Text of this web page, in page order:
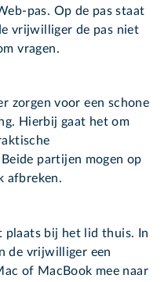
pas. Op de pas staat
vrijwilliger de pas niet
vragen.
zorgen voor een schone
Hierbij gaat het om
partijen mogen op
afbreken.
plaats bij het lid thuis. In
de vrijwilliger een
of MacBook mee naar